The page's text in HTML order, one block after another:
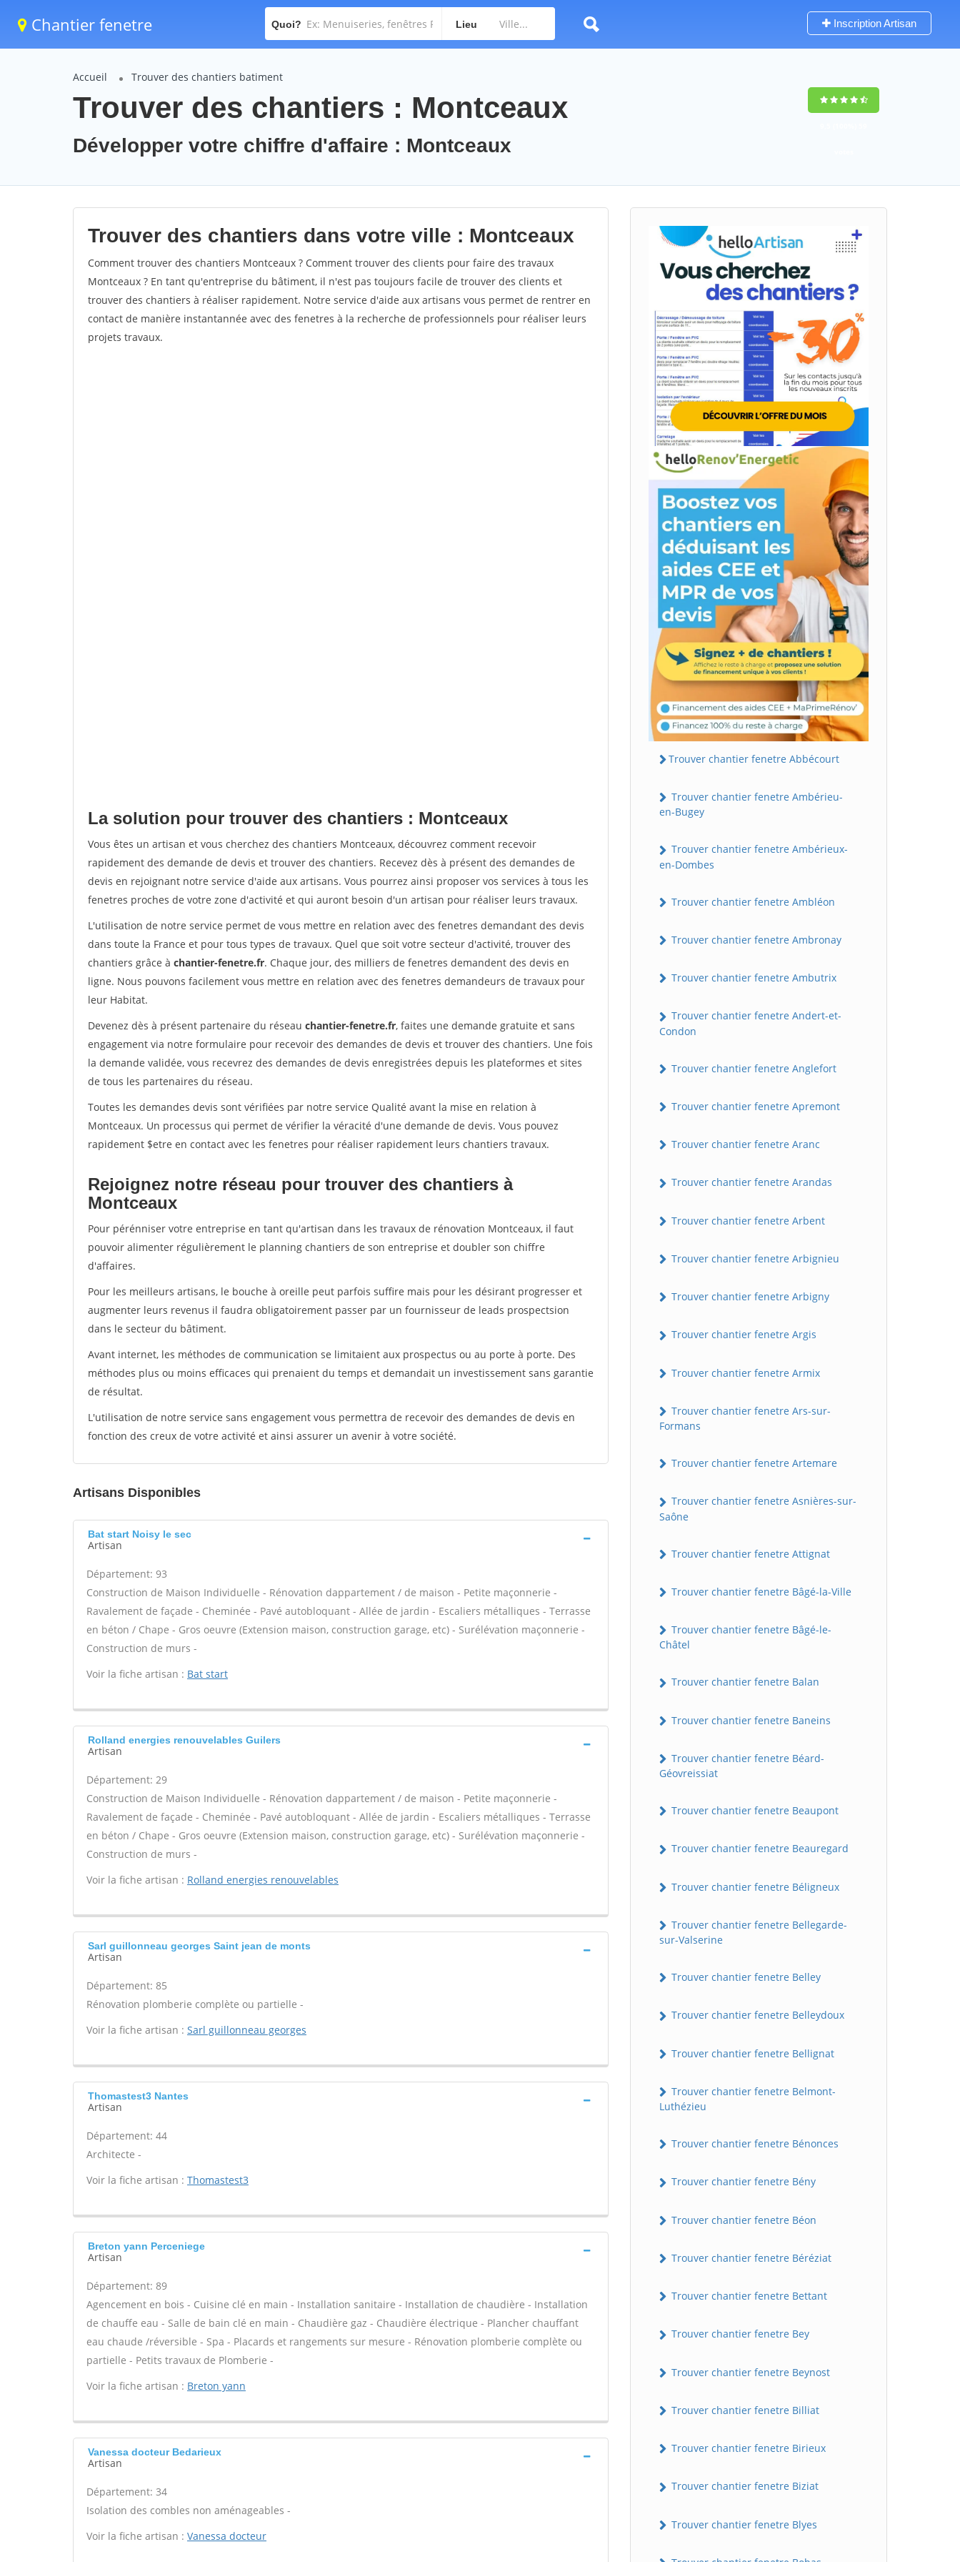
Chantier fenetre Quoi? Lieu Inscription Artisan
Accueil Trouver des chantiers batiment
Trouver des chantiers : Montceaux
Développer votre chiffre d'affaire : Montceaux
Trouver des chantiers dans votre ville : Montceaux
Comment trouver des chantiers Montceaux ? Comment trouver des clients pour faire des travaux
Montceaux ? En tant qu'entreprise du bâtiment, il n'est pas toujours facile de trouver des clients et
trouver des chantiers à réaliser rapidement. Notre service d'aide aux artisans vous permet de rentrer en
contact de manière instantannée avec des fenetres à la recherche de professionnels pour réaliser leurs
projets travaux.
La solution pour trouver des chantiers : Montceaux
Vous êtes un artisan et vous cherchez des chantiers Montceaux, découvrez comment recevoir
rapidement des demande de devis et trouver des chantiers. Recevez dès à présent des demandes de
devis en rejoignant notre service d'aide aux artisans. Vous pourrez ainsi proposer vos services à tous les
fenetres proches de votre zone d'activité et qui auront besoin d'un artisan pour réaliser leurs travaux.
L'utilisation de notre service permet de vous mettre en relation avec des fenetres demandant des devis
dans toute la France et pour tous types de travaux. Quel que soit votre secteur d'activité, trouver des
chantiers grâce à chantier-fenetre.fr. Chaque jour, des milliers de fenetres demandent des devis en
ligne. Nous pouvons facilement vous mettre en relation avec des fenetres demandeurs de travaux pour
leur Habitat.
Devenez dès à présent partenaire du réseau chantier-fenetre.fr, faites une demande gratuite et sans
engagement via notre formulaire pour recevoir des demandes de devis et trouver des chantiers. Une fois
la demande validée, vous recevrez des demandes de devis enregistrées depuis les plateformes et sites
de tous les partenaires du réseau.
Toutes les demandes devis sont vérifiées par notre service Qualité avant la mise en relation à
Montceaux. Un processus qui permet de vérifier la véracité d'une demande de devis. Vous pouvez
rapidement $etre en contact avec les fenetres pour réaliser rapidement leurs chantiers travaux.
Rejoignez notre réseau pour trouver des chantiers à
Montceaux
Pour pérénniser votre entreprise en tant qu'artisan dans les travaux de rénovation Montceaux, il faut
pouvoir alimenter régulièrement le planning chantiers de son entreprise et doubler son chiffre
d'affaires.
Pour les meilleurs artisans, le bouche à oreille peut parfois suffire mais pour les désirant progresser et
augmenter leurs revenus il faudra obligatoirement passer par un fournisseur de leads prospectsion
dans le secteur du bâtiment.
Avant internet, les méthodes de communication se limitaient aux prospectus ou au porte à porte. Des
méthodes plus ou moins efficaces qui prenaient du temps et demandait un investissement sans garantie
de résultat.
L'utilisation de notre service sans engagement vous permettra de recevoir des demandes de devis en
fonction des creux de votre activité et ainsi assurer un avenir à votre société.
Artisans Disponibles
Bat start Noisy le sec
Artisan
Département: 93
Construction de Maison Individuelle - Rénovation dappartement / de maison - Petite maçonnerie -
Ravalement de façade - Cheminée - Pavé autobloquant - Allée de jardin - Escaliers métalliques - Terrasse
en béton / Chape - Gros oeuvre (Extension maison, construction garage, etc) - Surélévation maçonnerie -
Construction de murs -
Voir la fiche artisan : Bat start
Rolland energies renouvelables Guilers
Artisan
Département: 29
Construction de Maison Individuelle - Rénovation dappartement / de maison - Petite maçonnerie -
Ravalement de façade - Cheminée - Pavé autobloquant - Allée de jardin - Escaliers métalliques - Terrasse
en béton / Chape - Gros oeuvre (Extension maison, construction garage, etc) - Surélévation maçonnerie -
Construction de murs -
Voir la fiche artisan : Rolland energies renouvelables
Sarl guillonneau georges Saint jean de monts
Artisan
Département: 85
Rénovation plomberie complète ou partielle -
Voir la fiche artisan : Sarl guillonneau georges
Thomastest3 Nantes
Artisan
Département: 44
Architecte -
Voir la fiche artisan : Thomastest3
Breton yann Perceniege
Artisan
Département: 89
Agencement en bois - Cuisine clé en main - Installation sanitaire - Installation de chaudière - Installation
de chauffe eau - Salle de bain clé en main - Chaudière gaz - Chaudière électrique - Plancher chauffant
eau chaude /réversible - Spa - Placards et rangements sur mesure - Rénovation plomberie complète ou
partielle - Petits travaux de Plomberie -
Voir la fiche artisan : Breton yann
Vanessa docteur Bedarieux
Artisan
Département: 34
Isolation des combles non aménageables -
Voir la fiche artisan : Vanessa docteur
Trouver chantier fenetre Abbécourt
Trouver chantier fenetre Ambérieu-
en-Bugey
Trouver chantier fenetre Ambérieux-
en-Dombes
Trouver chantier fenetre Ambléon
Trouver chantier fenetre Ambronay
Trouver chantier fenetre Ambutrix
Trouver chantier fenetre Andert-et-
Condon
Trouver chantier fenetre Anglefort
Trouver chantier fenetre Apremont
Trouver chantier fenetre Aranc
Trouver chantier fenetre Arandas
Trouver chantier fenetre Arbent
Trouver chantier fenetre Arbignieu
Trouver chantier fenetre Arbigny
Trouver chantier fenetre Argis
Trouver chantier fenetre Armix
Trouver chantier fenetre Ars-sur-
Formans
Trouver chantier fenetre Artemare
Trouver chantier fenetre Asnières-sur-
Saône
Trouver chantier fenetre Attignat
Trouver chantier fenetre Bâgé-la-Ville
Trouver chantier fenetre Bâgé-le-
Châtel
Trouver chantier fenetre Balan
Trouver chantier fenetre Baneins
Trouver chantier fenetre Béard-
Géovreissiat
Trouver chantier fenetre Beaupont
Trouver chantier fenetre Beauregard
Trouver chantier fenetre Béligneux
Trouver chantier fenetre Bellegarde-
sur-Valserine
Trouver chantier fenetre Belley
Trouver chantier fenetre Belleydoux
Trouver chantier fenetre Bellignat
Trouver chantier fenetre Belmont-
Luthézieu
Trouver chantier fenetre Bénonces
Trouver chantier fenetre Bény
Trouver chantier fenetre Béon
Trouver chantier fenetre Béréziat
Trouver chantier fenetre Bettant
Trouver chantier fenetre Bey
Trouver chantier fenetre Beynost
Trouver chantier fenetre Billiat
Trouver chantier fenetre Birieux
Trouver chantier fenetre Biziat
Trouver chantier fenetre Blyes